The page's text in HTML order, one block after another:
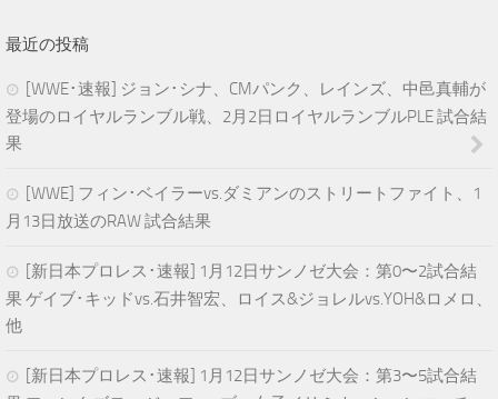
最近の投稿
[WWE･速報] ジョン･シナ、CMパンク、レインズ、中邑真輔が
登場のロイヤルランブル戦、2月2日ロイヤルランブルPLE 試合結
果
[WWE] フィン･ベイラーvs.ダミアンのストリートファイト、1
月13日放送のRAW 試合結果
[新日本プロレス･速報] 1月12日サンノゼ大会：第0〜2試合結
果 ゲイブ･キッドvs.石井智宏、ロイス&ジョレルvs.YOH&ロメロ、
他
[新日本プロレス･速報] 1月12日サンノゼ大会：第3〜5試合結